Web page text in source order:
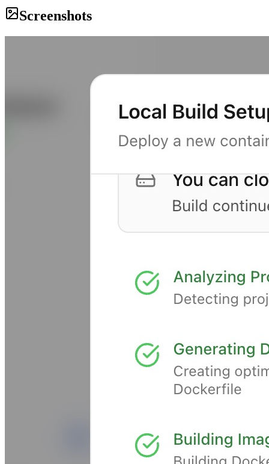
Screenshots